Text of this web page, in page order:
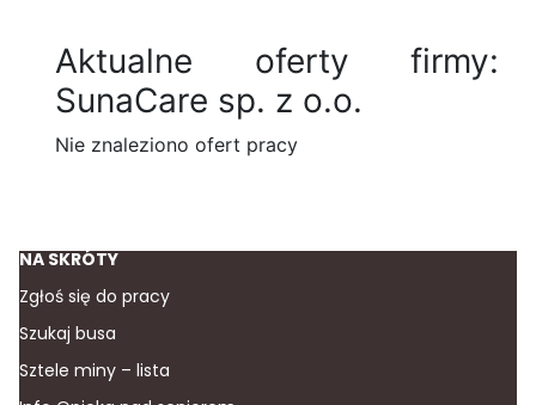
Aktualne oferty firmy:
SunaCare sp. z o.o.
Nie znaleziono ofert pracy
NA SKRÓTY
Zgłoś się do pracy
Szukaj busa
Sztele miny – lista